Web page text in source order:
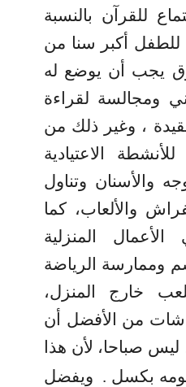
للقرآن بالنسبة
للطفل أكبر سنا من
يجب أن يوضع له
ومجالسة لقراءة
، وغير ذلك من
للأنشطة الاعتيادية
والأسنان وتناول
والألعاب، كما
المنزلية
وممارسة الرياضة
خارج المنزل،
من الأفضل أن
ليس صباحا، لأن هذا
يومه بكسل . ويفضل